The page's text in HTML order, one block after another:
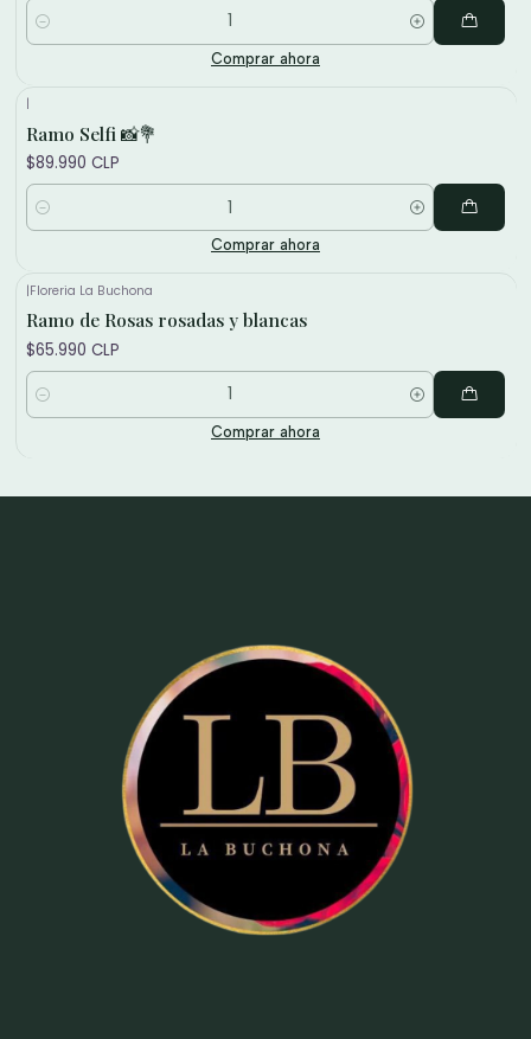
Cantidad
Comprar ahora
|
Ramo Selfi 📸💐
$89.990 CLP
Cantidad
Comprar ahora
Nuevo
|Floreria La Buchona
Ramo de Rosas rosadas y blancas
$65.990 CLP
Cantidad
Comprar ahora